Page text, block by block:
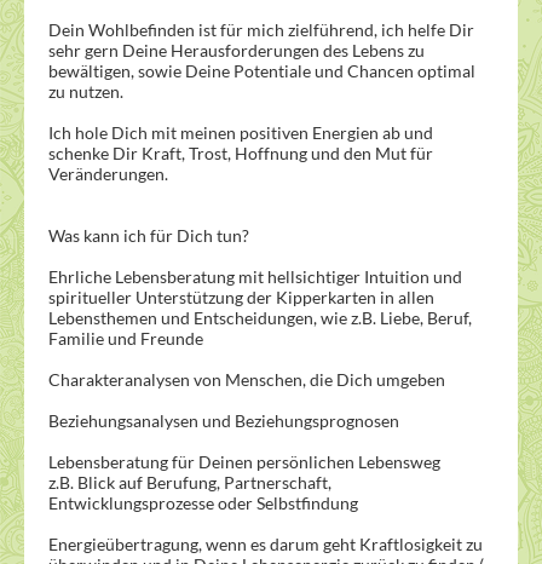
Dein Wohlbefinden ist für mich zielführend, ich helfe Dir
sehr gern Deine Herausforderungen des Lebens zu
bewältigen, sowie Deine Potentiale und Chancen optimal
zu nutzen.
Ich hole Dich mit meinen positiven Energien ab und
schenke Dir Kraft, Trost, Hoffnung und den Mut für
Veränderungen.
Was kann ich für Dich tun?
Ehrliche Lebensberatung mit hellsichtiger Intuition und
spiritueller Unterstützung der Kipperkarten in allen
Lebensthemen und Entscheidungen, wie z.B. Liebe, Beruf,
Familie und Freunde
Charakteranalysen von Menschen, die Dich umgeben
Beziehungsanalysen und Beziehungsprognosen
Lebensberatung für Deinen persönlichen Lebensweg
z.B. Blick auf Berufung, Partnerschaft,
Entwicklungsprozesse oder Selbstfindung
Energieübertragung, wenn es darum geht Kraftlosigkeit zu